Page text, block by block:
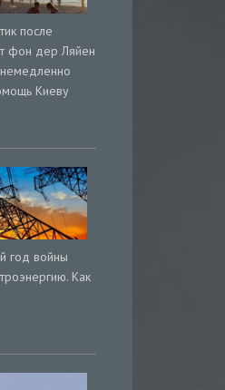
после
фон дер Ляйен
Киеву
год войны
Как